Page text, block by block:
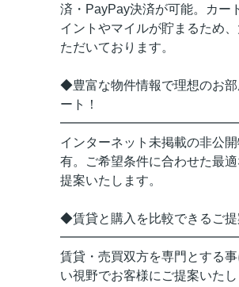
済・PayPay決済が可能。カー
イントやマイルが貯まるため
ただいております。
◆豊富な物件情報で理想のお部
ート！
インターネット未掲載の非公
有。ご希望条件に合わせた最
提案いたします。
◆賃貸と購入を比較できるご提
賃貸・売買双方を専門とする
い視野でお客様にご提案いた